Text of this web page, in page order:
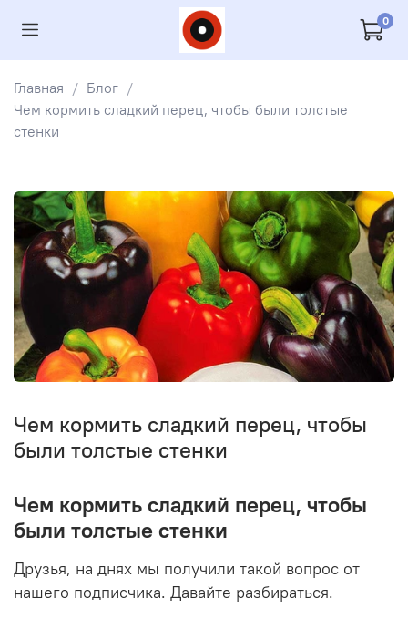
0
Главная
Блог
Чем кормить сладкий перец, чтобы были толстые
стенки
Чем кормить сладкий перец, чтобы
были толстые стенки
Чем кормить сладкий перец, чтобы
были толстые стенки
Друзья, на днях мы получили такой вопрос от
нашего подписчика. Давайте разбираться.